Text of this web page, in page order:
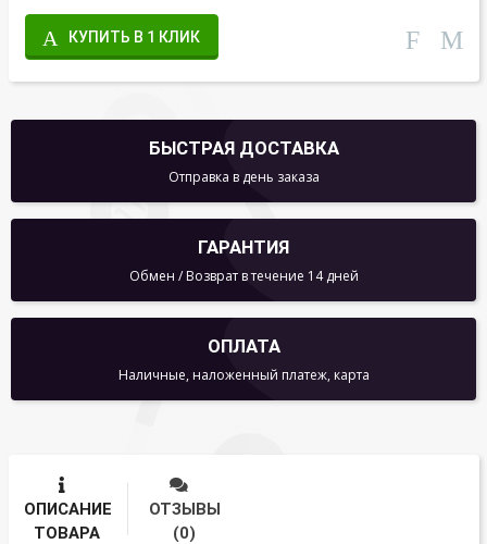
КУПИТЬ В 1 КЛИК
БЫСТРАЯ ДОСТАВКА
Отправка в день заказа
ГАРАНТИЯ
Обмен / Возврат в течение 14 дней
ОПЛАТА
Наличные, наложенный платеж, карта
ОПИСАНИЕ
ТОВАРА
ОТЗЫВЫ
(0)